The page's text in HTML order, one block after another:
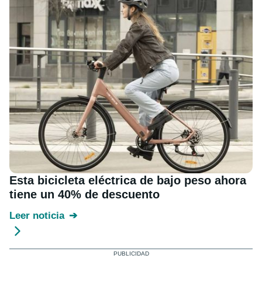
Esta bicicleta eléctrica de bajo peso ahora
tiene un 40% de descuento
Leer noticia